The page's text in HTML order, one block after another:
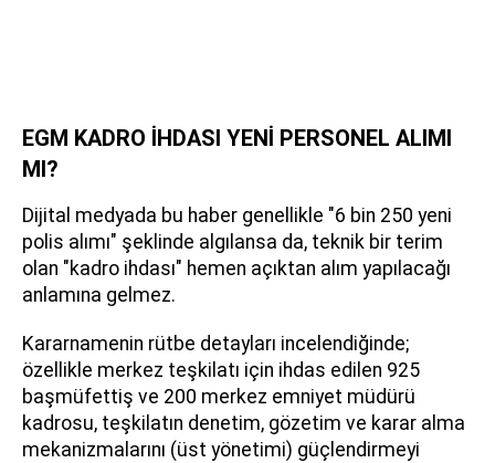
EGM KADRO İHDASI YENİ PERSONEL ALIMI
MI?
Dijital medyada bu haber genellikle "6 bin 250 yeni
polis alımı" şeklinde algılansa da, teknik bir terim
olan "kadro ihdası" hemen açıktan alım yapılacağı
anlamına gelmez.
Kararnamenin rütbe detayları incelendiğinde;
özellikle merkez teşkilatı için ihdas edilen 925
başmüfettiş ve 200 merkez emniyet müdürü
kadrosu, teşkilatın denetim, gözetim ve karar alma
mekanizmalarını (üst yönetimi) güçlendirmeyi